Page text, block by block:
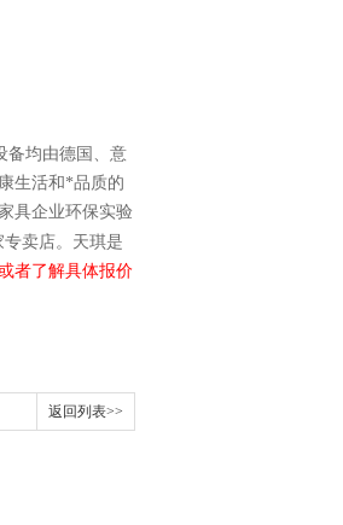
备均由德国、意
生活和*品质的
具企业环保实验
专卖店。天琪是
者了解具体报价
返回列表>>